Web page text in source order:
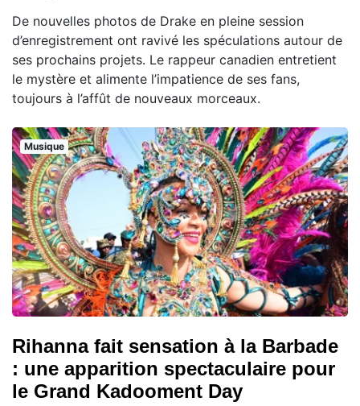
De nouvelles photos de Drake en pleine session
d’enregistrement ont ravivé les spéculations autour de
ses prochains projets. Le rappeur canadien entretient
le mystère et alimente l’impatience de ses fans,
toujours à l’affût de nouveaux morceaux.
Musique
Rihanna fait sensation à la Barbade
: une apparition spectaculaire pour
le Grand Kadooment Day